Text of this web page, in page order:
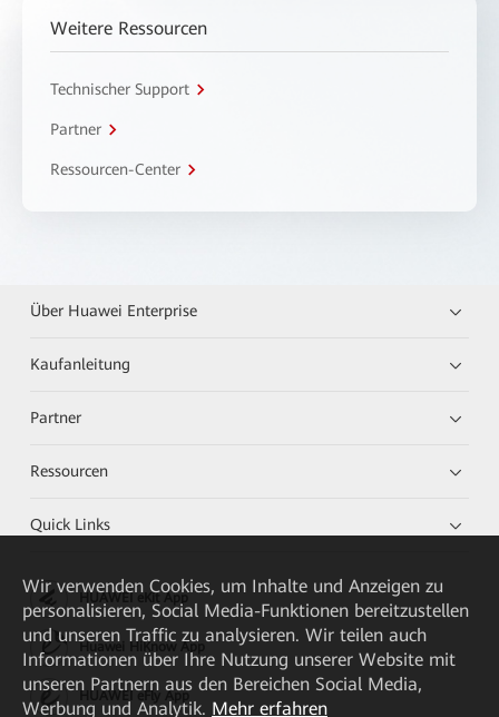
Weitere Ressourcen
Technischer Support
Partner
Ressourcen-Center
Über Huawei Enterprise
Kaufanleitung
Partner
Ressourcen
Quick Links
HUAWEI eKit App
Huawei HiKnow App
HUAWEI eFly App
Wir verwenden Cookies, um Inhalte und Anzeigen zu
personalisieren, Social Media-Funktionen bereitzustellen
und unseren Traffic zu analysieren. Wir teilen auch
Informationen über Ihre Nutzung unserer Website mit
unseren Partnern aus den Bereichen Social Media,
Werbung und Analytik. Mehr erfahren